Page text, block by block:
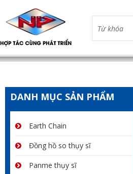
DANH MỤC SẢN PHẨM
Earth Chain
Đồng hồ so thụy sĩ
Panme thụy sĩ